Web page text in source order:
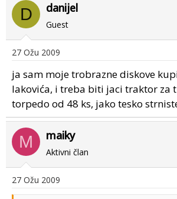
D danijel
Guest
27 Ožu 2009
ja sam moje trobrazne diskove
lakovića, i treba biti jaci traktor za
torpedo od 48 ks, jako tesko
M maiky
Aktivni član
27 Ožu 2009